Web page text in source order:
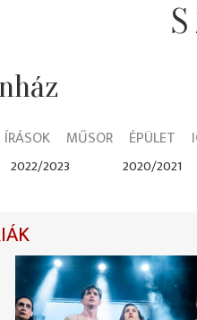
ÍRÁSOK MŰSOR ÉPÜLET
2022/2023 2020/2021